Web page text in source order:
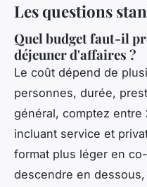
Les questions
Quel budget faut-il
déjeuner d'affaires ?
Le coût dépend de
personnes, durée,
général, comptez entre
incluant service et
format plus léger en
descendre en